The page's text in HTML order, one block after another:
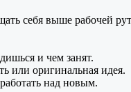
себя выше рабочей
и чем занят.
или оригинальная идея.
над новым.